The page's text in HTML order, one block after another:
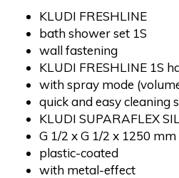
KLUDI FRESHLINE
bath shower set 1S
wall fastening
KLUDI FRESHLINE 1S
with spray mode
quick and easy cleaning
KLUDI SUPARAFLEX
G 1/2 x G 1/2 x 1250 mm
plastic-coated
with metal-effect